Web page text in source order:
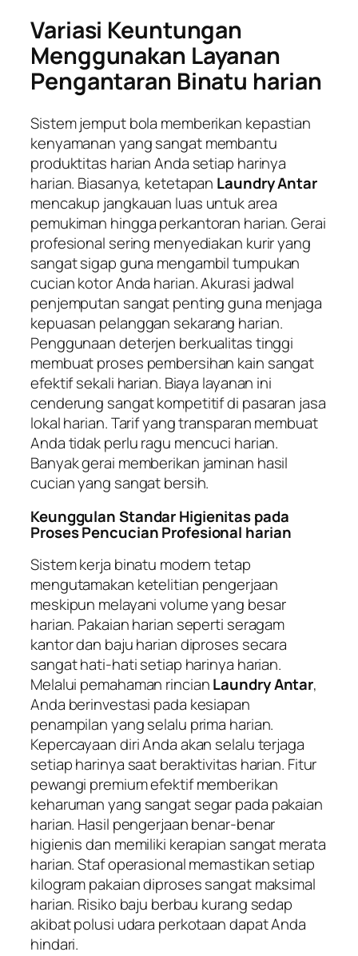
Variasi Keuntungan
Menggunakan Layanan
Pengantaran Binatu harian
Sistem jemput bola memberikan kepastian
kenyamanan yang sangat membantu
produktitas harian Anda setiap harinya
harian. Biasanya, ketetapan Laundry Antar
mencakup jangkauan luas untuk area
pemukiman hingga perkantoran harian. Gerai
profesional sering menyediakan kurir yang
sangat sigap guna mengambil tumpukan
cucian kotor Anda harian. Akurasi jadwal
penjemputan sangat penting guna menjaga
kepuasan pelanggan sekarang harian.
Penggunaan deterjen berkualitas tinggi
membuat proses pembersihan kain sangat
efektif sekali harian. Biaya layanan ini
cenderung sangat kompetitif di pasaran jasa
lokal harian. Tarif yang transparan membuat
Anda tidak perlu ragu mencuci harian.
Banyak gerai memberikan jaminan hasil
cucian yang sangat bersih.
Keunggulan Standar Higienitas pada
Proses Pencucian Profesional harian
Sistem kerja binatu modern tetap
mengutamakan ketelitian pengerjaan
meskipun melayani volume yang besar
harian. Pakaian harian seperti seragam
kantor dan baju harian diproses secara
sangat hati-hati setiap harinya harian.
Melalui pemahaman rincianLaundry Antar,
Anda berinvestasi pada kesiapan
penampilan yang selalu prima harian.
Kepercayaan diri Anda akan selalu terjaga
setiap harinya saat beraktivitas harian. Fitur
pewangi premium efektif memberikan
keharuman yang sangat segar pada pakaian
harian. Hasil pengerjaan benar-benar
higienis dan memiliki kerapian sangat merata
harian. Staf operasional memastikan setiap
kilogram pakaian diproses sangat maksimal
harian. Risiko baju berbau kurang sedap
akibat polusi udara perkotaan dapat Anda
hindari.